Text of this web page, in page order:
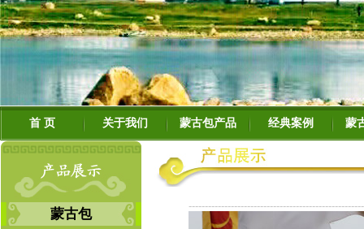
首 页 关于我们 蒙古包产品 经典案例 蒙
蒙古包